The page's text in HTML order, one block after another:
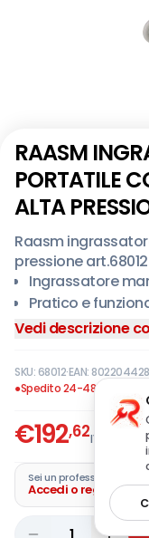
RAASM
PORTATILE
ALTA
Raasm
pressione
Ingrassatore
Pratico e
ambienti di
qualsiasi
E' dotato di
lubrificante
tempo.
Completo di
Campi di
costruzioni
industria
Vedi descrizione
SKU:68012·EAN:
●Spedito 24-48 ore
€192,62IVA incl.
Sei un professionista?
Accedi o registra la